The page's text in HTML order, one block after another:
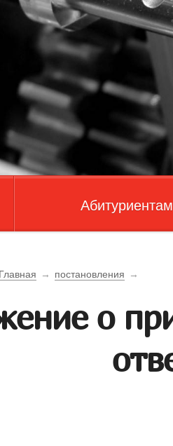
Абитуриентам
Главная → постановления →
о